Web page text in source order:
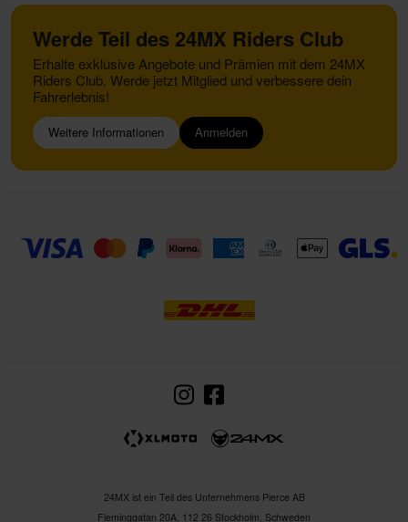
Werde Teil des 24MX Riders Club
Erhalte exklusive Angebote und Prämien mit dem 24MX
Riders Club. Werde jetzt Mitglied und verbessere dein
Fahrerlebnis!
Weitere Informationen Anmelden
24MX ist ein Teil des Unternehmens Pierce AB
Fleminggatan 20A, 112 26 Stockholm, Schweden